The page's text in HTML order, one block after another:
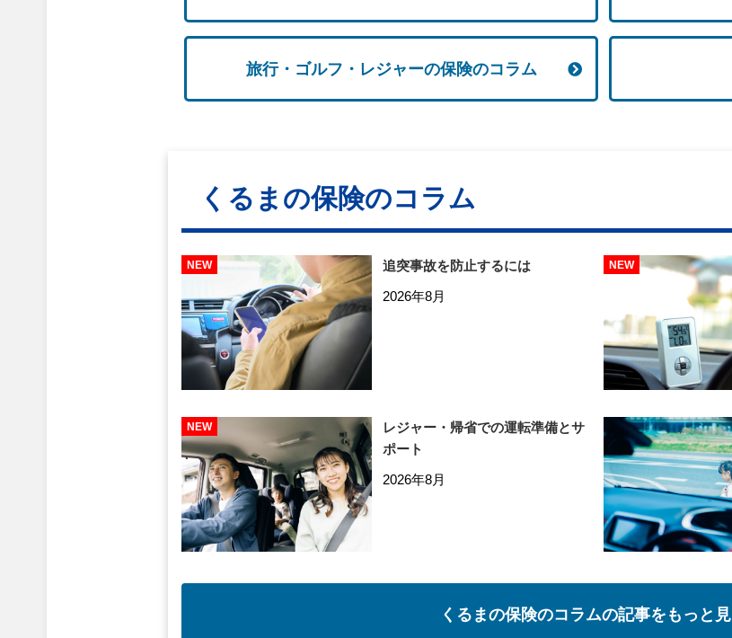
旅行・ゴルフ・レジャーの保険のコラム
くるまの保険のコラム
追突事故を防止するには
2026年8月
レジャー・帰省での運転準備とサ
ポート
2026年8月
くるまの保険のコラムの記事をもっと